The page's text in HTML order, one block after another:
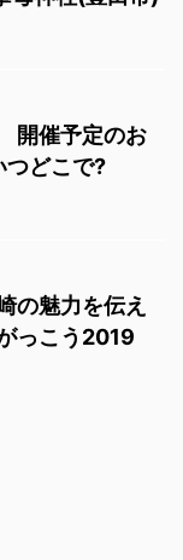
開催予定のお
どこで?
魅力を伝え
っこう2019